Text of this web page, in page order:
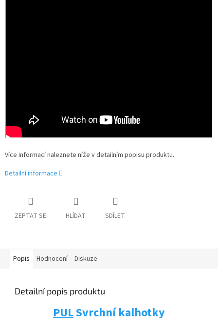
Více informací naleznete níže v detailním popisu produktu.
Detailní informace
ZEPTAT SE HLÍDAT SDÍLET
Popis Hodnocení Diskuze
Detailní popis produktu
PULSvrchní kalhotky